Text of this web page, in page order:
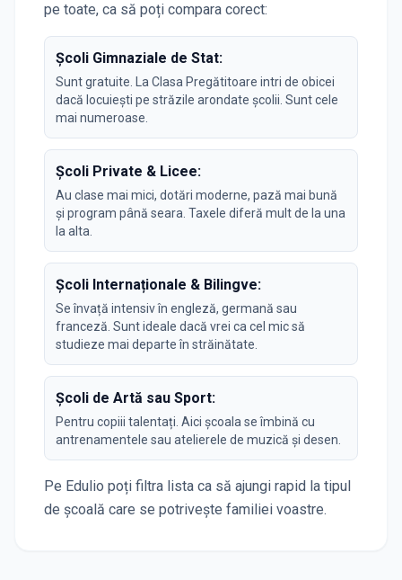
pe toate, ca să poți compara corect:
Școli Gimnaziale de Stat:
Sunt gratuite. La Clasa Pregătitoare intri de obicei
dacă locuiești pe străzile arondate școlii. Sunt cele
mai numeroase.
Școli Private & Licee:
Au clase mai mici, dotări moderne, pază mai bună
și program până seara. Taxele diferă mult de la una
la alta.
Școli Internaționale & Bilingve:
Se învață intensiv în engleză, germană sau
franceză. Sunt ideale dacă vrei ca cel mic să
studieze mai departe în străinătate.
Școli de Artă sau Sport:
Pentru copiii talentați. Aici școala se îmbină cu
antrenamentele sau atelierele de muzică și desen.
Pe Edulio poți filtra lista ca să ajungi rapid la tipul
de școală care se potrivește familiei voastre.